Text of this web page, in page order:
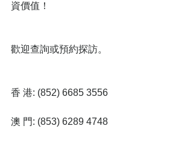
資價值！
歡迎查詢或預約探訪。
香 港: (852) 6685 3556
澳 門: (853) 6289 4748